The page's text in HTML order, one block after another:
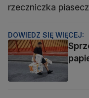
rzeczniczka
DOWIEDZ SIĘ WIĘCEJ: